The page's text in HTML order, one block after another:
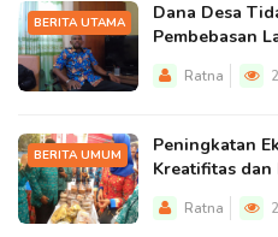
BERITA UTAMA
Dana Desa
Pembebasan
Ratna
BERITA UMUM
Peningkatan
Kreatifitas dan
Ratna